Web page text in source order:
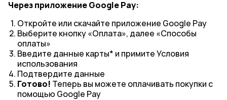
Через приложение Google Pay:
Откройте или скачайте приложение Google Pay
Выберите кнопку «Оплата», далее «Способы
оплаты»
Введите данные карты* и примите Условия
использования
Подтвердите данные
Готово! Теперь вы можете оплачивать покупки с
помощью Google Pay